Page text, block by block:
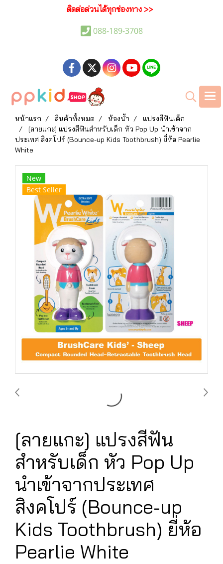
ติดต่อด่วนได้ทุกช่องทาง >>
088-189-3708
หน้าแรก สินค้าทั้งหมด ห้องน้ำ
แปรงสีฟันเด็ก
[ลายแกะ] แปรงสีฟันสำหรับเด็ก หัว Pop Up นำเข้าจาก
ประเทศ สิงคโปร์ (Bounce-up Kids Toothbrush) ยี่ห้อ Pearlie
White
New
Best Seller
[ลายแกะ] แปรงสีฟัน
สำหรับเด็ก หัว Pop Up
นำเข้าจากประเทศ
สิงคโปร์ (Bounce-up
Kids Toothbrush) ยี่ห้อ
Pearlie White